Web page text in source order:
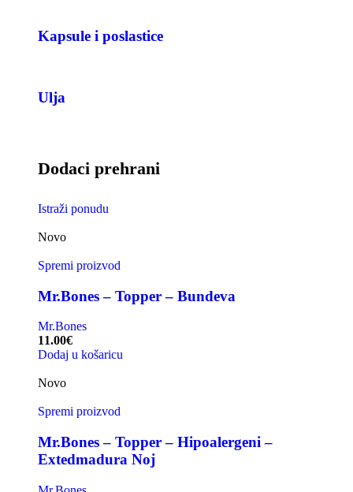
Kapsule i poslastice
Ulja
Dodaci prehrani
Istraži ponudu
Novo
Spremi proizvod
Mr.Bones – Topper – Bundeva
Mr.Bones
11.00€
Dodaj u košaricu
Novo
Spremi proizvod
Mr.Bones – Topper – Hipoalergeni –
Extedmadura Noj